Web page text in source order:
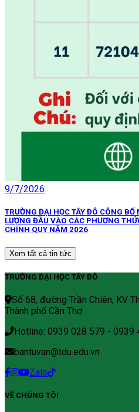
9/7/2026
TRƯỜNG ĐẠI HỌC TÂY ĐÔ CÔNG
LƯỢNG ĐẦU VÀO CÁC PHƯƠNG
CHÍNH QUY NĂM 2026
Xem tất cả tin tức
TRƯỜNG ĐẠI HỌC TÂY ĐÔ
Số 68, đường Trần Chiên, KV
Thành phố Cần Thơ
Hotline: 0939 028 579 - 0939
bantuvan@tdu.edu.vn
Zalo
VỀ CHÚNG TÔI